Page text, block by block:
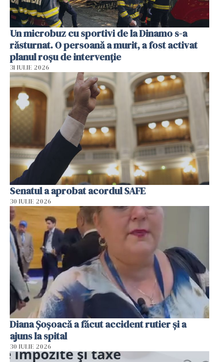
Un microbuz cu sportivi de la Dinamo s-a
răsturnat. O persoană a murit, a fost activat
planul roșu de intervenție
31 IULIE 2026
Senatul a aprobat acordul SAFE
30 IULIE 2026
Diana Șoșoacă a făcut accident rutier și a
ajuns la spital
30 IULIE 2026